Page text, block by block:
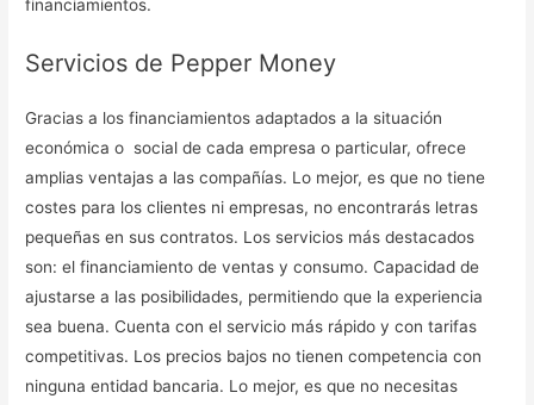
financiamientos.
Servicios de Pepper Money
Gracias a los financiamientos adaptados a la situación
económica o social de cada empresa o particular, ofrece
amplias ventajas a las compañías. Lo mejor, es que no tiene
costes para los clientes ni empresas, no encontrarás letras
pequeñas en sus contratos. Los servicios más destacados
son: el financiamiento de ventas y consumo. Capacidad de
ajustarse a las posibilidades, permitiendo que la experiencia
sea buena. Cuenta con el servicio más rápido y con tarifas
competitivas. Los precios bajos no tienen competencia con
ninguna entidad bancaria. Lo mejor, es que no necesitas